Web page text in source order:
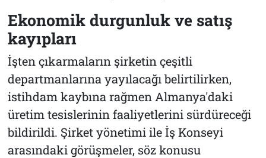
Ekonomik durgunluk ve satış
kayıpları
İşten çıkarmaların şirketin çeşitli
departmanlarına yayılacağı belirtilirken,
istihdam kaybına rağmen Almanya'daki
üretim tesislerinin faaliyetlerini sürdüreceği
bildirildi. Şirket yönetimi ile İş Konseyi
arasındaki görüşmeler, söz konusu